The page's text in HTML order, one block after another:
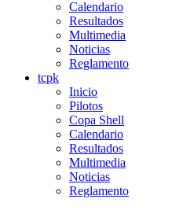
Calendario
Resultados
Multimedia
Noticias
Reglamento
tcpk
Inicio
Pilotos
Copa Shell
Calendario
Resultados
Multimedia
Noticias
Reglamento